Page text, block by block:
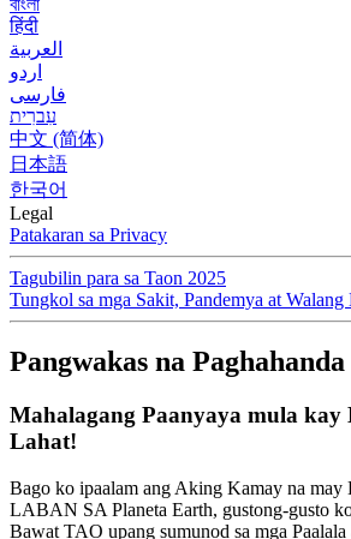
हिंदी
العربية
اردو
فارسی
עִברִית
中文 (简体)
日本語
한국어
Legal
Patakaran sa Privacy
Tagubilin para sa Taon 2025
Tungkol sa mga Sakit, Pandemya at
Pangwakas na Paghahanda
Mahalagang Paanyaya mula kay
Lahat!
Bago ko ipaalam ang Aking Kamay na
LABAN SA Planeta Earth, gustong-gusto
Bawat TAO upang sumunod sa mga